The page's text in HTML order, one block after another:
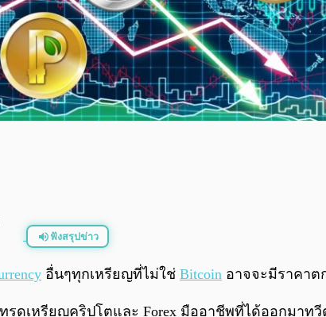
ฟังสรุปข่าว
อื่นๆทุกเหรียญที่ไม่ใช่ Bitcoin อาจจะมีราคาต
รดเหรียญคริปโตและ Forex มืออาชีพที่ได้ออกมาทวี